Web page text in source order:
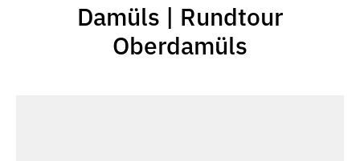
Damüls | Rundtour
Oberdamüls